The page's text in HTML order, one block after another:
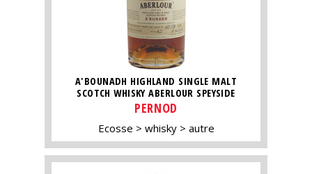
A'BOUNADH HIGHLAND SINGLE MALT
SCOTCH WHISKY ABERLOUR SPEYSIDE
PERNOD
Ecosse whisky autre